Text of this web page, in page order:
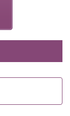
選会4日間と
ント方式の花